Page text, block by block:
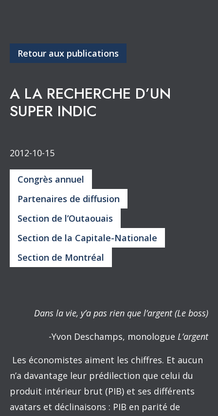
Retour aux publications
A LA RECHERCHE D’UN
SUPER INDIC
2012-10-15
Congrès annuel
Partenaires de diffusion
Section de l’Outaouais
Section de la Capitale-Nationale
Section de Montréal
Dans la vie, y’a pas rien que l’argent (Le boss)
-Yvon Deschamps, monologue L’argent
Les économistes aiment les chiffres. Et aucun
n’a davantage leur prédilection que celui du
produit intérieur brut (PIB) et ses différents
avatars et déclinaisons : PIB en parité de